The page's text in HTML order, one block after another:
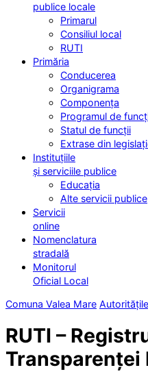
publice locale
Primarul
Consiliul local
RUTI
Primăria
Conducerea
Organigrama
Componența
Programul de
Statul de funcții
Extrase din
Instituțiile
și serviciile publice
Educația
Alte servicii publice
Servicii
online
Nomenclatura
stradală
Monitorul
Oficial Local
Comuna Valea Mare
RUTI –
Transparenței